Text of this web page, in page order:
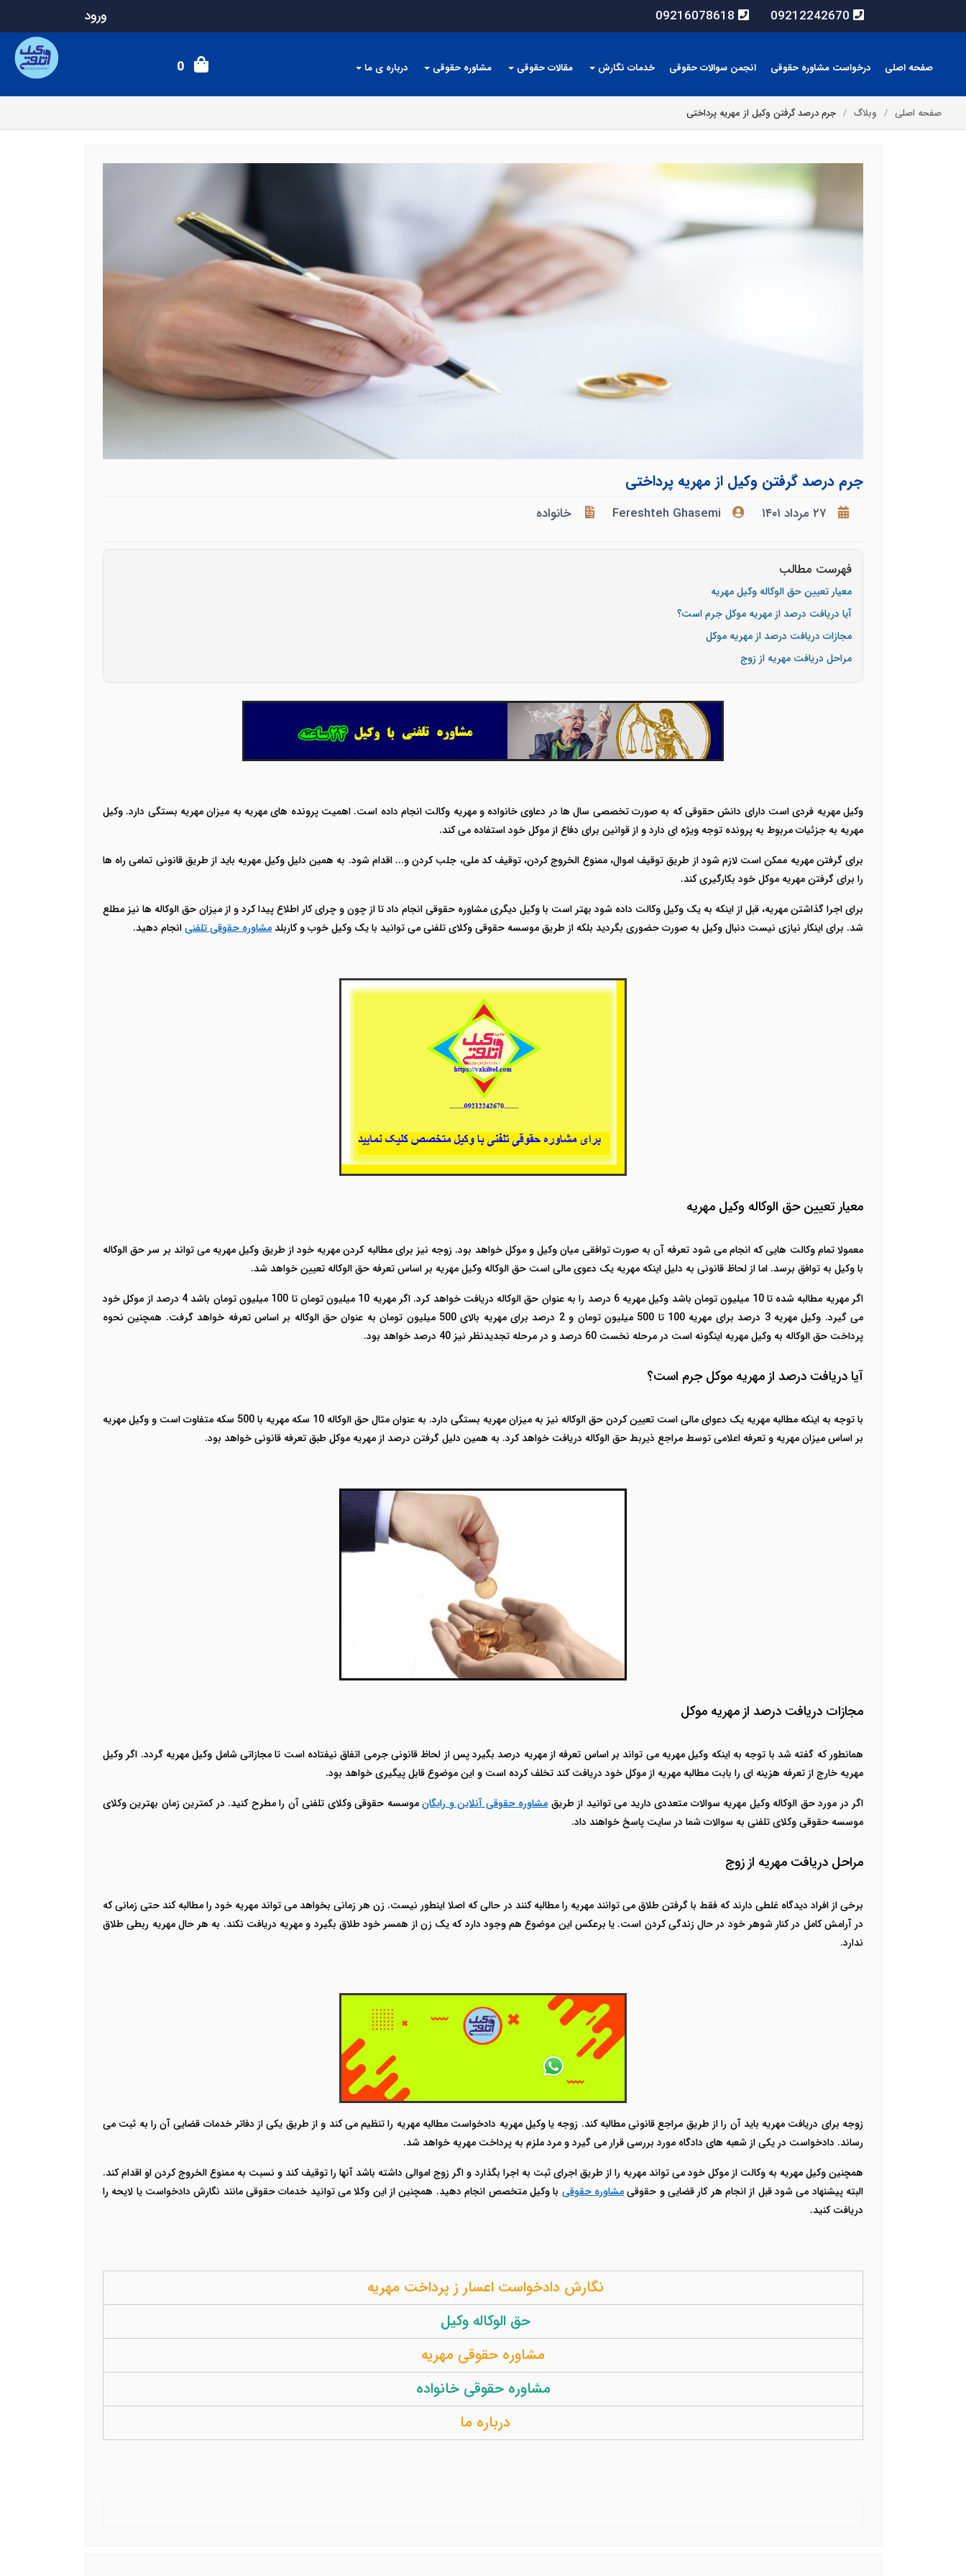
09212242670
09216078618 ورود
صفحه اصلی درخواست مشاوره حقوقی انجمن سوالات حقوقی خدمات نگارش مقالات حقوقی مشاوره حقوقی درباره ی ما 0
صفحه اصلی وبلاگ جرم درصد گرفتن وکیل از مهریه پرداختی
جرم درصد گرفتن وکیل از مهریه پرداختی
۲۷ مرداد ۱۴۰۱ Fereshteh Ghasemi خانواده
فهرست مطالب
معیار تعیین حق الوکاله وکیل مهریه
آیا دریافت درصد از مهریه موکل جرم است؟
مجازات دریافت درصد از مهریه موکل
مراحل دریافت مهریه از زوج
وکیل مهریه فردی است دارای دانش حقوقی که به صورت تخصصی سال ها در دعاوی خانواده و مهریه وکالت انجام داده است. اهمیت پرونده های مهریه به میزان مهریه بستگی دارد. وکیل
مهریه به جزئیات مربوط به پرونده توجه ویژه ای دارد و از قوانین برای دفاع از موکل خود استفاده می کند.
برای گرفتن مهریه ممکن است لازم شود از طریق توقیف اموال، ممنوع الخروج کردن، توقیف کد ملی، جلب کردن و... اقدام شود. به همین دلیل وکیل مهریه باید از طریق قانونی تمامی راه ها
را برای گرفتن مهریه موکل خود بکارگیری کند.
برای اجرا گذاشتن مهریه، قبل از اینکه به یک وکیل وکالت داده شود بهتر است با وکیل دیگری مشاوره حقوقی انجام داد تا از چون و چرای کار اطلاع پیدا کرد و از میزان حق الوکاله ها نیز مطلع
شد. برای اینکار نیازی نیست دنبال وکیل به صورت حضوری بگردید بلکه از طریق موسسه حقوقی وکلای تلفنی می توانید با یک وکیل خوب و کاربلدمشاوره حقوقی تلفنیانجام دهید.
معیار تعیین حق الوکاله وکیل مهریه
معمولا تمام وکالت هایی که انجام می شود تعرفه آن به صورت توافقی میان وکیل و موکل خواهد بود. زوجه نیز برای مطالبه کردن مهریه خود از طریق وکیل مهریه می تواند بر سر حق الوکاله
با وکیل به توافق برسد. اما از لحاظ قانونی به دلیل اینکه مهریه یک دعوی مالی است حق الوکاله وکیل مهریه بر اساس تعرفه حق الوکاله تعیین خواهد شد.
اگر مهریه مطالبه شده تا 10 میلیون تومان باشد وکیل مهریه 6 درصد را به عنوان حق الوکاله دریافت خواهد کرد. اگر مهریه 10 میلیون تومان تا 100 میلیون تومان باشد 4 درصد از موکل خود
می گیرد. وکیل مهریه 3 درصد برای مهریه 100 تا 500 میلیون تومان و 2 درصد برای مهریه بالای 500 میلیون تومان به عنوان حق الوکاله بر اساس تعرفه خواهد گرفت. همچنین نحوه
پرداخت حق الوکاله به وکیل مهریه اینگونه است در مرحله نخست 60 درصد و در مرحله تجدیدنظر نیز 40 درصد خواهد بود.
آیا دریافت درصد از مهریه موکل جرم است؟
با توجه به اینکه مطالبه مهریه یک دعوای مالی است تعیین کردن حق الوکاله نیز به میزان مهریه بستگی دارد. به عنوان مثال حق الوکاله 10 سکه مهریه با 500 سکه متفاوت است و وکیل مهریه
بر اساس میزان مهریه و تعرفه اعلامی توسط مراجع ذیربط حق الوکاله دریافت خواهد کرد. به همین دلیل گرفتن درصد از مهریه موکل طبق تعرفه قانونی خواهد بود.
مجازات دریافت درصد از مهریه موکل
همانطور که گفته شد با توجه به اینکه وکیل مهریه می تواند بر اساس تعرفه از مهریه درصد بگیرد پس از لحاظ قانونی جرمی اتفاق نیفتاده است تا مجازاتی شامل وکیل مهریه گردد. اگر وکیل
مهریه خارج از تعرفه هزینه ای را بابت مطالبه مهریه از موکل خود دریافت کند تخلف کرده است و این موضوع قابل پیگیری خواهد بود.
اگر در مورد حق الوکاله وکیل مهریه سوالات متعددی دارید می توانید از طریقمشاوره حقوقی آنلاین و رایگانموسسه حقوقی وکلای تلفنی آن را مطرح کنید. در کمترین زمان بهترین وکلای
موسسه حقوقی وکلای تلفنی به سوالات شما در سایت پاسخ خواهند داد.
مراحل دریافت مهریه از زوج
برخی از افراد دیدگاه غلطی دارند که فقط با گرفتن طلاق می توانند مهریه را مطالبه کنند در حالی که اصلا اینطور نیست. زن هر زمانی بخواهد می تواند مهریه خود را مطالبه کند حتی زمانی که
در آرامش کامل در کنار شوهر خود در حال زندگی کردن است. یا برعکس این موضوع هم وجود دارد که یک زن از همسر خود طلاق بگیرد و مهریه دریافت نکند. به هر حال مهریه ربطی طلاق
ندارد.
زوجه برای دریافت مهریه باید آن را از طریق مراجع قانونی مطالبه کند. زوجه یا وکیل مهریه دادخواست مطالبه مهریه را تنظیم می کند و از طریق یکی از دفاتر خدمات قضایی آن را به ثبت می
رساند. دادخواست در یکی از شعبه های دادگاه مورد بررسی قرار می گیرد و مرد ملزم به پرداخت مهریه خواهد شد.
همچنین وکیل مهریه به وکالت از موکل خود می تواند مهریه را از طریق اجرای ثبت به اجرا بگذارد و اگر زوج اموالی داشته باشد آنها را توقیف کند و نسبت به ممنوع الخروج کردن او اقدام کند.
البته پیشنهاد می شود قبل از انجام هر کار قضایی و حقوقیمشاوره حقوقی با وکیل متخصص انجام دهید. همچنین از این وکلا می توانید خدمات حقوقی مانند نگارش دادخواست یا لایحه را
دریافت کنید.
نگارش دادخواست اعسار ز پرداخت مهریه
حق الوکاله وکیل
مشاوره حقوقی مهریه
مشاوره حقوقی خانواده
درباره ما